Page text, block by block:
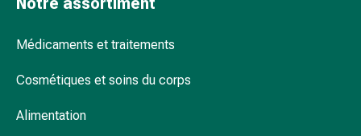
yeux
oculaire
ophtalmiques
Médicaments et traitements
Cosmétiques et soins du corps
Alimentation